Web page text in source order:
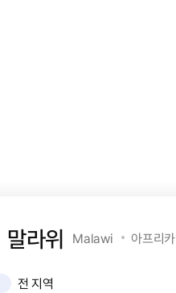
말라위 Malawi 아프리카
전 지역